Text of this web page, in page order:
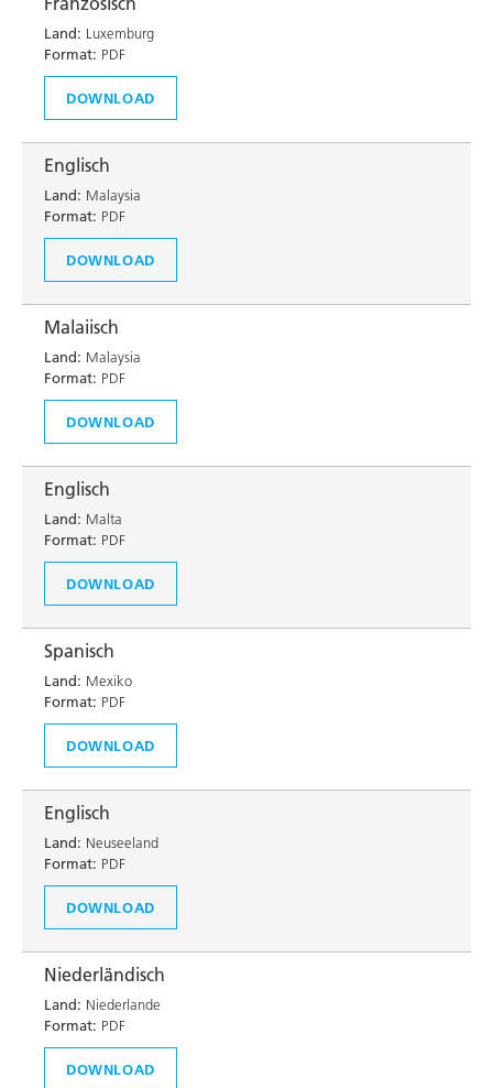
Land: Luxemburg
Format: PDF
DOWNLOAD
Englisch
Land: Malaysia
Format: PDF
DOWNLOAD
Malaiisch
Land: Malaysia
Format: PDF
DOWNLOAD
Englisch
Land: Malta
Format: PDF
DOWNLOAD
Spanisch
Land: Mexiko
Format: PDF
DOWNLOAD
Englisch
Land: Neuseeland
Format: PDF
DOWNLOAD
Niederländisch
Land: Niederlande
Format: PDF
DOWNLOAD